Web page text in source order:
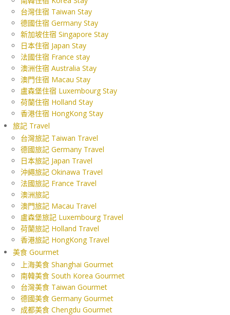
台灣住宿 Taiwan Stay
德國住宿 Germany Stay
新加坡住宿 Singapore Stay
日本住宿 Japan Stay
法國住宿 France stay
澳洲住宿 Australia Stay
澳門住宿 Macau Stay
盧森堡住宿 Luxembourg Stay
荷蘭住宿 Holland Stay
香港住宿 HongKong Stay
旅記 Travel
台灣旅記 Taiwan Travel
德國旅記 Germany Travel
日本旅記 Japan Travel
沖繩旅記 Okinawa Travel
法國旅記 France Travel
澳洲旅記
澳門旅記 Macau Travel
盧森堡旅記 Luxembourg Travel
荷蘭旅記 Holland Travel
香港旅記 HongKong Travel
美食 Gourmet
上海美食 Shanghai Gourmet
南韓美食 South Korea Gourmet
台灣美食 Taiwan Gourmet
德國美食 Germany Gourmet
成都美食 Chengdu Gourmet